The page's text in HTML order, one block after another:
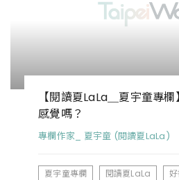
【閱讀夏LaLa＿夏宇童專
感覺嗎？
專欄作家_ 夏宇童 (閱讀夏LaLa)
夏宇童專欄 閱讀夏LaLa